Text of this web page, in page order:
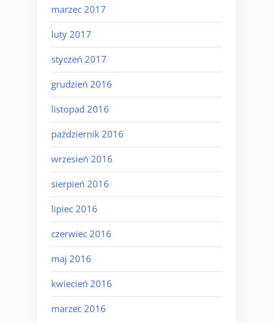
marzec 2017
luty 2017
styczeń 2017
grudzień 2016
listopad 2016
październik 2016
wrzesień 2016
sierpień 2016
lipiec 2016
czerwiec 2016
maj 2016
kwiecień 2016
marzec 2016